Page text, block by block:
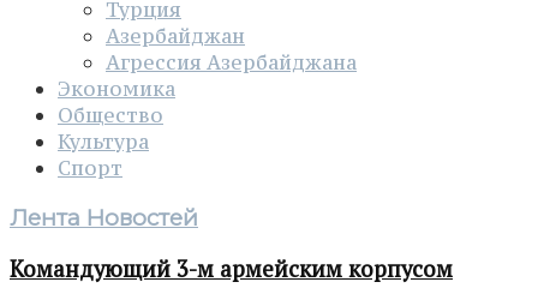
Турция
Азербайджан
Агрессия Азербайджана
Экономика
Общество
Культура
Спорт
Лента Новостей
Командующий 3-м армейским корпусом